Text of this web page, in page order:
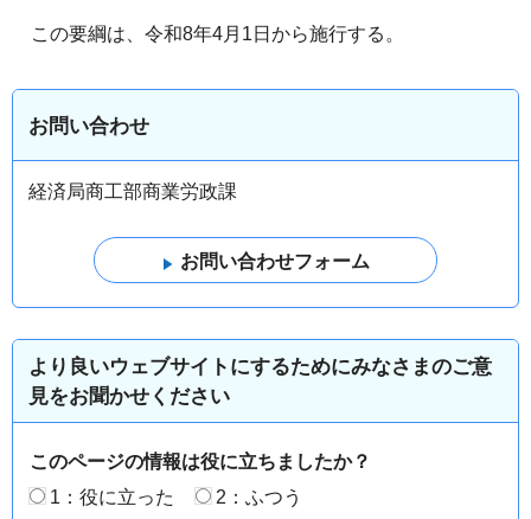
この要綱は、令和8年4月1日から施行する。
お問い合わせ
経済局商工部商業労政課
より良いウェブサイトにするためにみなさまのご意
見をお聞かせください
このページの情報は役に立ちましたか？
1：役に立った
2：ふつう